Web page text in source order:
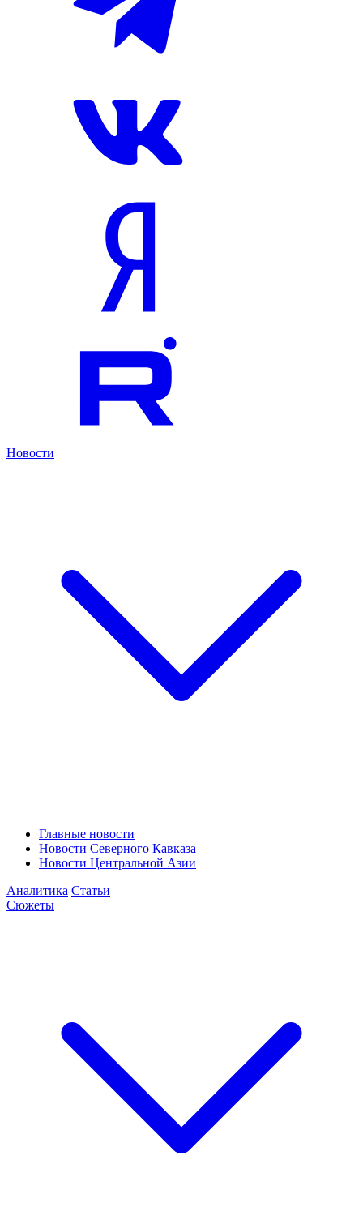
Новости
Главные новости
Новости Северного Кавказа
Новости Центральной Азии
Аналитика Статьи
Сюжеты